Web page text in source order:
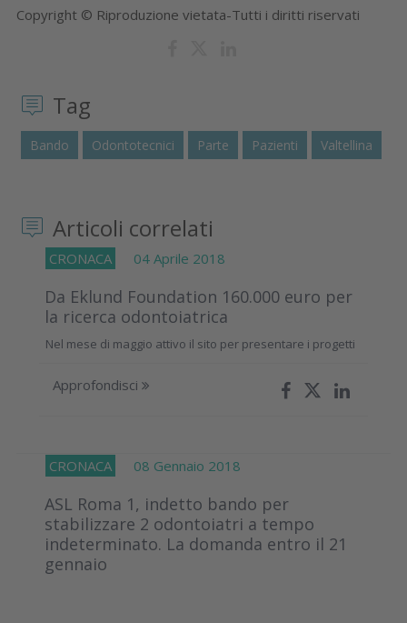
Copyright © Riproduzione vietata-Tutti i diritti riservati
Tag
Bando Odontotecnici Parte Pazienti Valtellina
Articoli correlati
CRONACA 04 Aprile 2018
Da Eklund Foundation 160.000 euro per
la ricerca odontoiatrica
Nel mese di maggio attivo il sito per presentare i progetti
Approfondisci
CRONACA 08 Gennaio 2018
ASL Roma 1, indetto bando per
stabilizzare 2 odontoiatri a tempo
indeterminato. La domanda entro il 21
gennaio